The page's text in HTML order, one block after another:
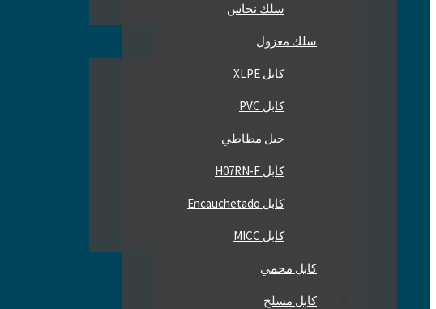
سلك نحاس
سلك معزول
كابل XLPE
كابل PVC
حبل مطاطي
كابل H07RN-F
كابل Encauchetado
كابل MICC
كابل محمي
كابل مسلح